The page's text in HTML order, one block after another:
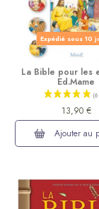
Expédié sous 10
La Bible pour les
Ed.Mame
13,90 €
Ajouter au